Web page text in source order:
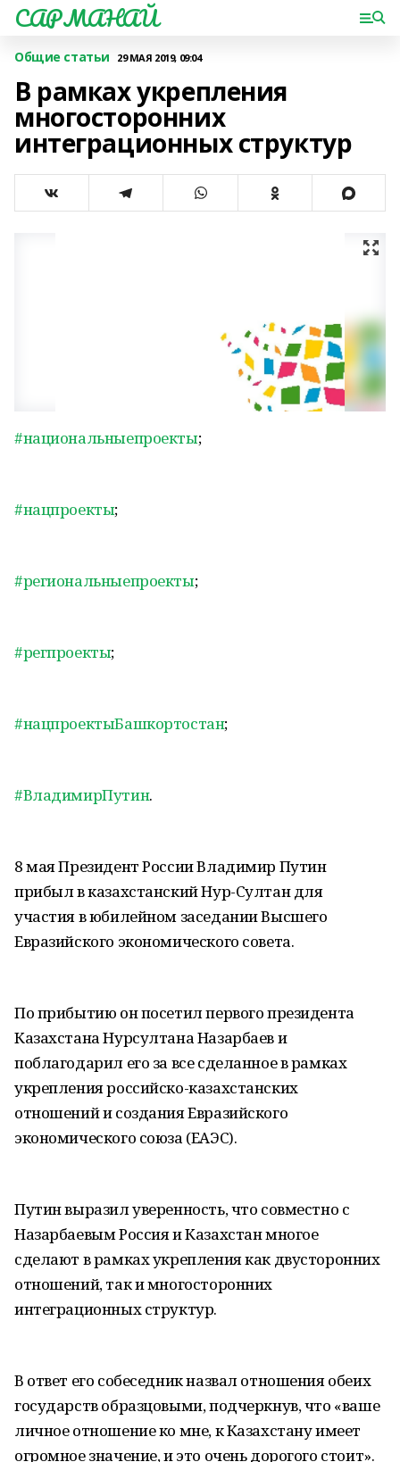
САРМАНАЙ
Общие статьи 29 МАЯ 2019, 09:04
В рамках укрепления
многосторонних
интеграционных структур
#национальныепроекты;
#нацпроекты;
#региональныепроекты;
#регпроекты;
#нацпроектыБашкортостан;
#ВладимирПутин.
8 мая Президент России Владимир Путин
прибыл в казахстанский Нур-Султан для
участия в юбилейном заседании Высшего
Евразийского экономического совета.
По прибытию он посетил первого президента
Казахстана Нурсултана Назарбаев и
поблагодарил его за все сделанное в рамках
укрепления российско-казахстанских
отношений и создания Евразийского
экономического союза (ЕАЭС).
Путин выразил уверенность, что совместно с
Назарбаевым Россия и Казахстан многое
сделают в рамках укрепления как двусторонних
отношений, так и многосторонних
интеграционных структур.
В ответ его собеседник назвал отношения обеих
государств образцовыми, подчеркнув, что «ваше
личное отношение ко мне, к Казахстану имеет
огромное значение, и это очень дорогого стоит».